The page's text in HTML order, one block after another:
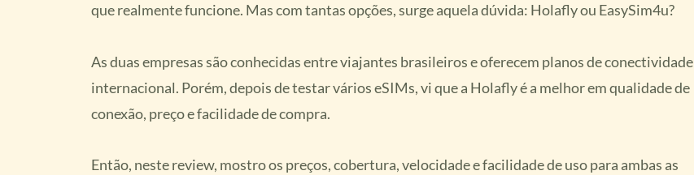
que realmente funcione. Mas com tantas opções, surge aquela dúvida: Holafly ou EasySim4u?
As duas empresas são conhecidas entre viajantes brasileiros e oferecem planos de conectividade
internacional. Porém, depois de testar vários eSIMs, vi que a Holafly é a melhor em qualidade de
conexão, preço e facilidade de compra.
Então, neste review, mostro os preços, cobertura, velocidade e facilidade de uso para ambas as